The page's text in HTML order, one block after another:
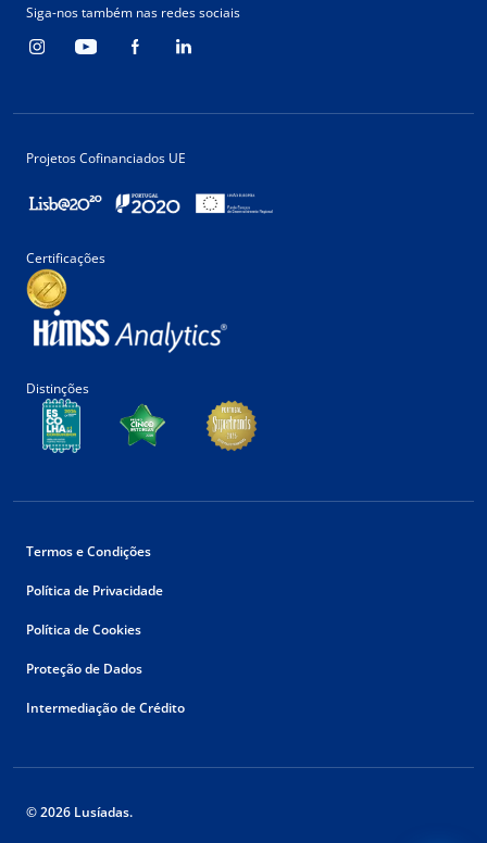
Siga-nos também nas redes sociais
Projetos Cofinanciados UE
Certificações
Distinções
Termos e Condições
Política de Privacidade
Política de Cookies
Proteção de Dados
Intermediação de Crédito
© 2026 Lusíadas.